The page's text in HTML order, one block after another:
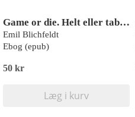
Game or die. Helt eller taber?
Emil Blichfeldt
Ebog (epub)
50 kr
Læg i kurv